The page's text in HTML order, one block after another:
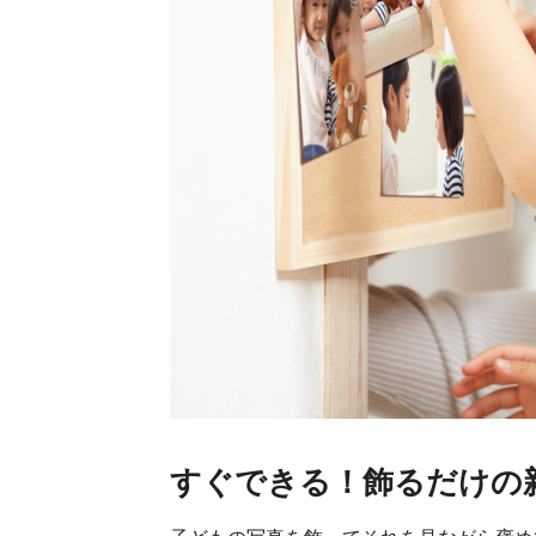
すぐできる！飾るだけの